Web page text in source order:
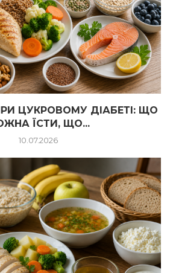
ЦУКРОВОМУ ДІАБЕТІ: ЩО
ЇСТИ, ЩО...
10.07.2026